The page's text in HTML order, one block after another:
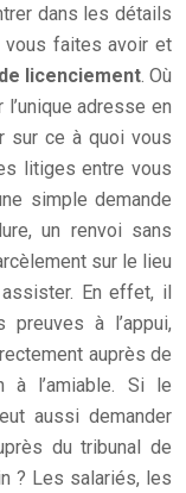
dans les détails
vous faites avoir et
licenciement. Où
adresse en
sur ce à quoi vous
litiges entre vous
simple demande
un renvoi sans
sur le lieu
En effet, il
preuves à l’appui,
auprès de
à l’amiable. Si le
aussi demander
du tribunal de
? Les salariés, les